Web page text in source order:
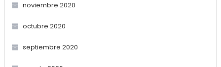
noviembre 2020
octubre 2020
septiembre 2020